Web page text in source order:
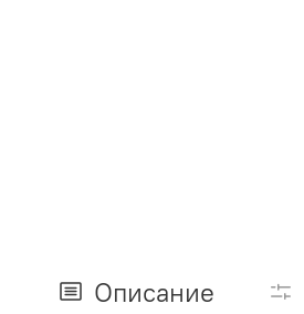
Описание